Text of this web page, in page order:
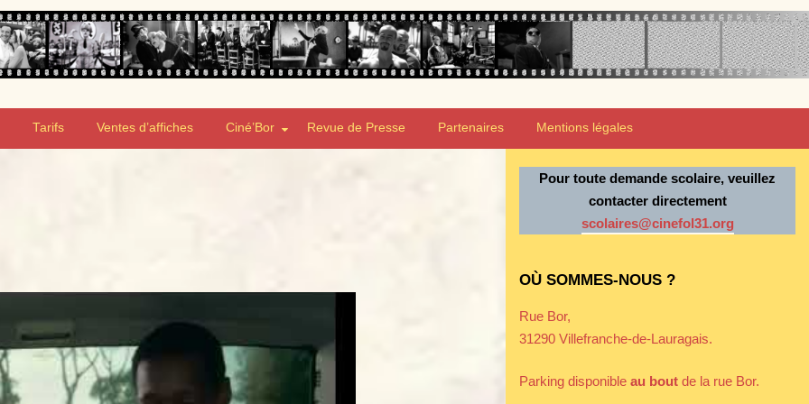
Tarifs Ventes d’affiches Ciné’Bor Revue de Presse Partenaires Mentions légales
Pour toute demande scolaire, veuillez
contacter directement
scolaires@cinefol31.org
OÙ SOMMES-NOUS ?
Rue Bor,
31290 Villefranche-de-Lauragais.
Parking disponible au bout de la rue Bor.